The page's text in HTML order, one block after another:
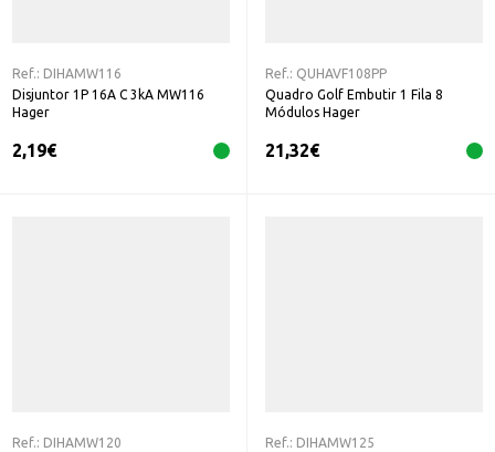
Ref.: DIHAMW116
Disjuntor 1P 16A C 3kA MW116
Hager
2,19€
Ref.: QUHAVF108PP
Quadro Golf Embutir 1 Fila 8
Módulos Hager
21,32€
Ref.: DIHAMW120
Ref.: DIHAMW125